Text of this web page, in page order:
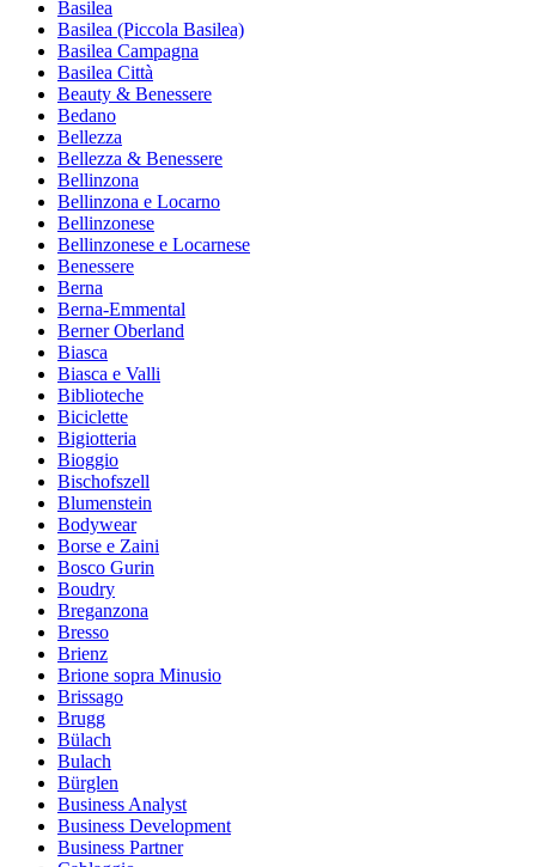
Basilea
Basilea (Piccola Basilea)
Basilea Campagna
Basilea Città
Beauty & Benessere
Bedano
Bellezza
Bellezza & Benessere
Bellinzona
Bellinzona e Locarno
Bellinzonese
Bellinzonese e Locarnese
Benessere
Berna
Berna-Emmental
Berner Oberland
Biasca
Biasca e Valli
Biblioteche
Biciclette
Bigiotteria
Bioggio
Bischofszell
Blumenstein
Bodywear
Borse e Zaini
Bosco Gurin
Boudry
Breganzona
Bresso
Brienz
Brione sopra Minusio
Brissago
Brugg
Bülach
Bulach
Bürglen
Business Analyst
Business Development
Business Partner